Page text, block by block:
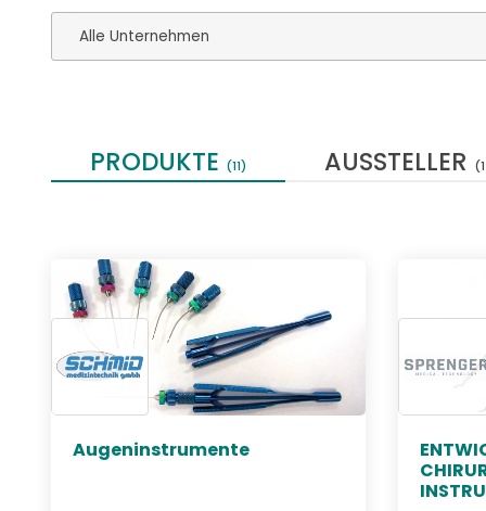
PRODUKTE (11) AUSSTELLER
Augeninstrumente